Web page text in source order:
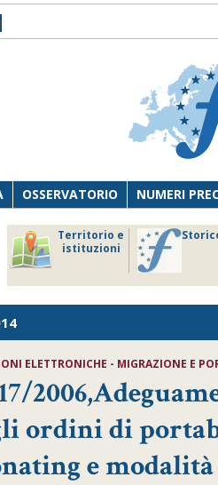
OSSERVATORIO NUMERI
Territorio e
istituzioni
ELETTRONICHE - MIGRAZIONE E
ordini di
e